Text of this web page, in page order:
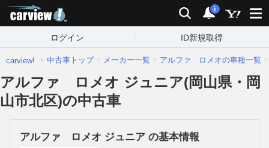
検索 通知
i
ログイン ID新規取得
carview! 中古車トップ メーカー一覧 アルファ ロメオの車種一覧
アルファ ロメオ ジュニア(岡山県・岡
山市北区)の中古車
アルファ ロメオ ジュニア の基本情報